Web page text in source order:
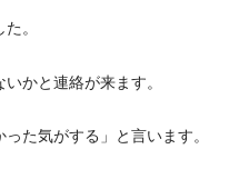
。
かと連絡が来ます。
た気がする」と言います。